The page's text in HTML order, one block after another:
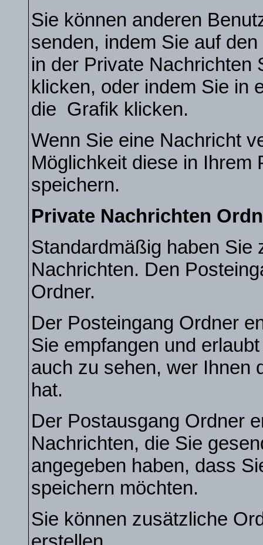
Sie können anderen
senden, indem Sie auf den
in der Private Nachrichten
klicken, oder indem Sie in
die Grafik klicken.
Wenn Sie eine Nachricht
Möglichkeit diese in Ihrem
speichern.
Private Nachrichten
Standardmäßig haben Sie
Nachrichten. Den
Ordner.
Der Posteingang Ordner
Sie empfangen und
auch zu sehen, wer Ihnen
hat.
Der Postausgang Ordner
Nachrichten, die Sie
angegeben haben, dass
speichern möchten.
Sie können zusätzliche